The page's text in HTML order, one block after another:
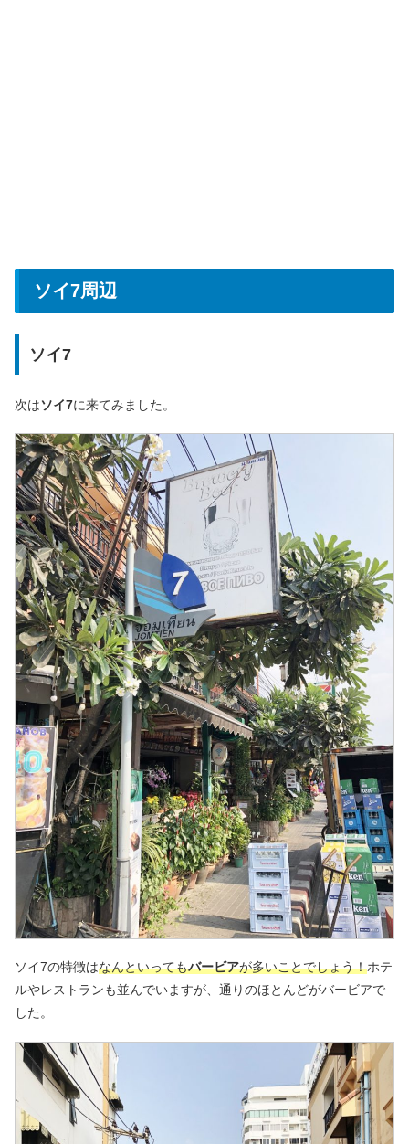
ソイ7周辺
ソイ7
次はソイ7に来てみました。
ソイ7の特徴はなんといってもバービアが多いことでしょう！ホテ
ルやレストランも並んでいますが、通りのほとんどがバービアで
した。